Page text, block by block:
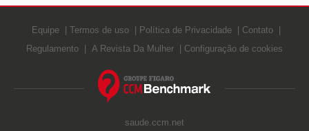
Equipe Termos de uso Política de Privacidade
Contato
Regulamento
A Revista Da Mulher Configuração de cookies
saude.ccm.net